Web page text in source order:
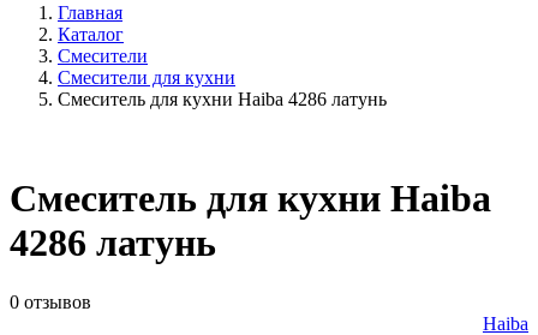
Главная
Каталог
Смесители
Смесители для кухни
Смеситель для кухни Haiba 4286 латунь
Смеситель для кухни Haiba
4286 латунь
0 отзывов
Haiba